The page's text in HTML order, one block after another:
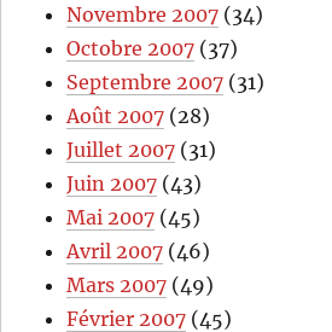
Novembre 2007 (34)
Octobre 2007 (37)
Septembre 2007 (31)
Août 2007 (28)
Juillet 2007 (31)
Juin 2007 (43)
Mai 2007 (45)
Avril 2007 (46)
Mars 2007 (49)
Février 2007 (45)